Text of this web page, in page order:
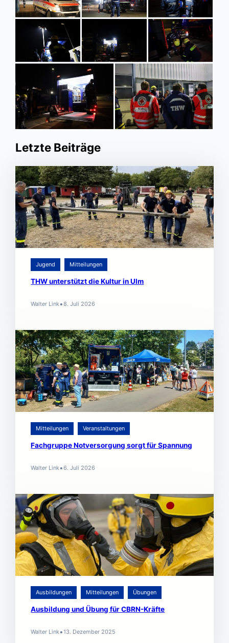
Letzte Beiträge
Jugend Mitteilungen
THW unterstützt die Kultur in Ulm
Walter Link•8. Juli 2026
Mitteilungen Veranstaltungen
Fachgruppe Notversorgung sorgt für Spannung
Walter Link•6. Juli 2026
Ausbildungen Mitteilungen Übungen
Ausbildung und Übung für CBRN-Kräfte
Walter Link•13. Dezember 2025